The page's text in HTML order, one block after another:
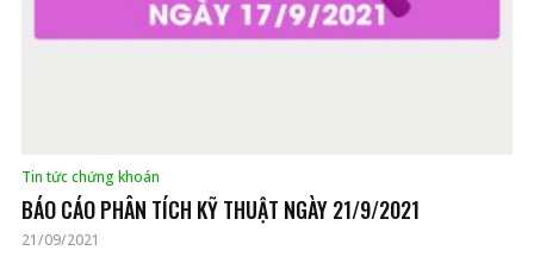
Tin tức chứng khoán
BÁO CÁO PHÂN TÍCH KỸ THUẬT NGÀY 21/9/2021
21/09/2021